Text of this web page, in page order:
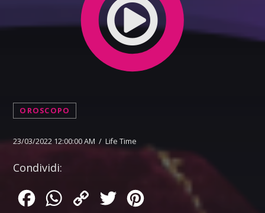
OROSCOPO
23/03/2022 12:00:00 AM / Life Time
Condividi:
FacebookWhatsApp
Copy
Twitter